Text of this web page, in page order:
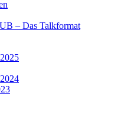
– Das Talkformat